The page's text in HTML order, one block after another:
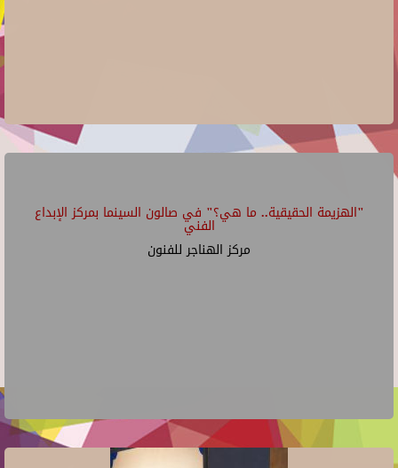
"الهزيمة الحقيقية.. ما هي؟" في صالون السينما بمركز الإبداع
الفني
مركز الهناجر للفنون